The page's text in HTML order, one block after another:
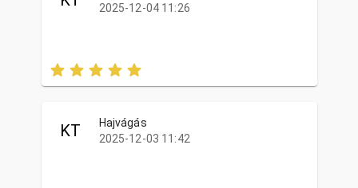
2025-12-04 11:26
KT
Hajvágás
2025-12-03 11:42